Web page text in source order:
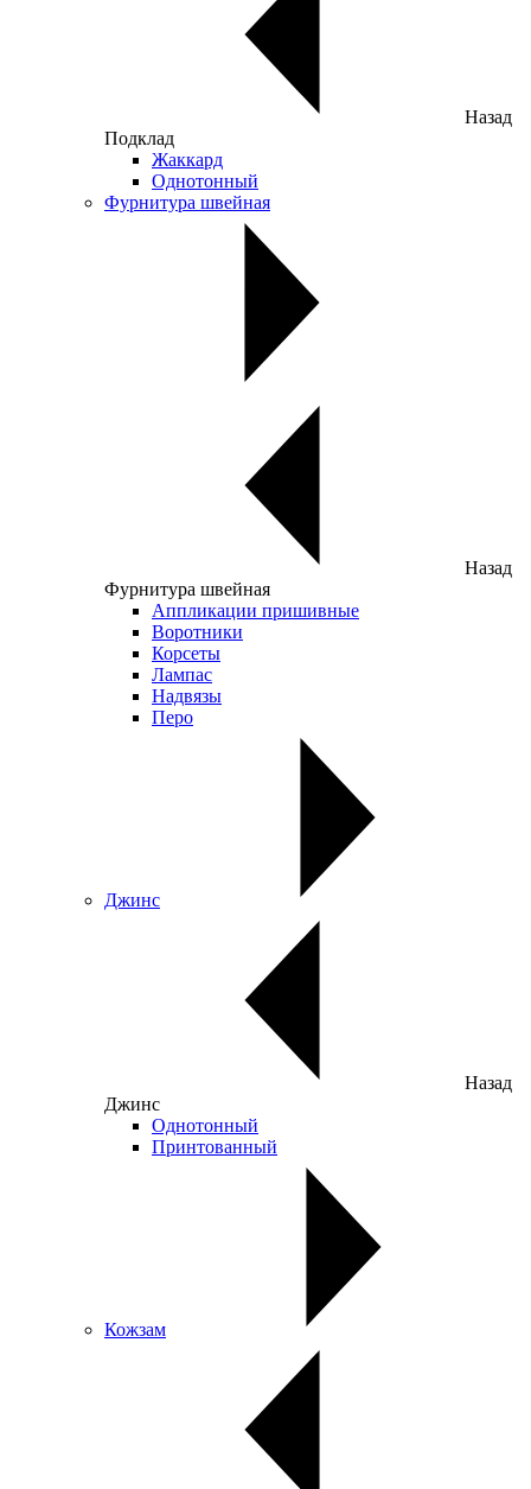
Назад
Подклад
Жаккард
Однотонный
Фурнитура швейная
Назад
Фурнитура швейная
Аппликации пришивные
Воротники
Корсеты
Лампас
Надвязы
Перо
Джинс
Назад
Джинс
Однотонный
Принтованный
Кожзам